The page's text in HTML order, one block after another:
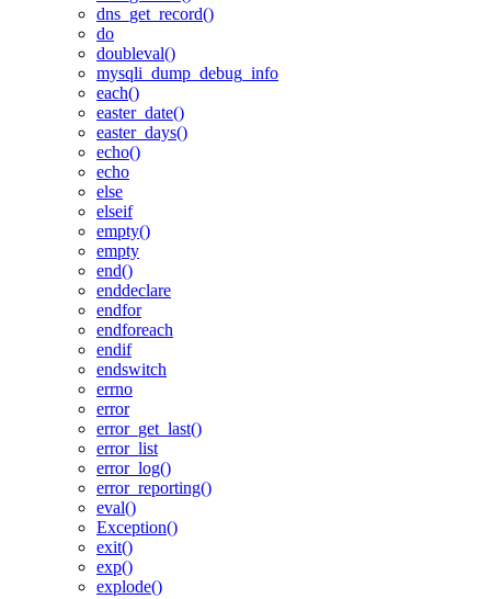
dns_get_record()
do
doubleval()
mysqli_dump_debug_info
each()
easter_date()
easter_days()
echo()
echo
else
elseif
empty()
empty
end()
enddeclare
endfor
endforeach
endif
endswitch
errno
error
error_get_last()
error_list
error_log()
error_reporting()
eval()
Exception()
exit()
exp()
explode()